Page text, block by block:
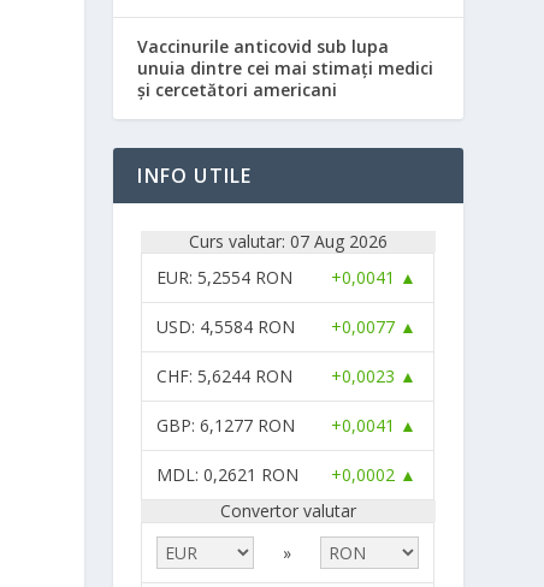
Vaccinurile anticovid sub lupa
unuia dintre cei mai stimați medici
și cercetători americani
INFO UTILE
Curs valutar: 07 Aug 2026
EUR: 5,2554 RON +0,0041 ▲
USD: 4,5584 RON +0,0077 ▲
CHF: 5,6244 RON +0,0023 ▲
GBP: 6,1277 RON +0,0041 ▲
MDL : 0,2621 RON
+0,0002 ▲
Convertor valutar
»